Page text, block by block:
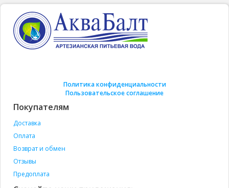
Политика конфиденциальности
Пользовательское соглашение
Покупателям
Доставка
Оплата
Возврат и обмен
Отзывы
Предоплата